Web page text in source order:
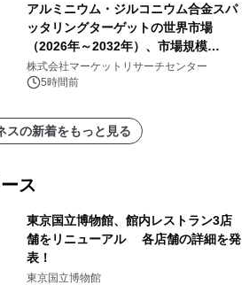
アルミニウム・ジルコニウム合金スパ
ッタリングターゲットの世界市場
（2026年～2032年）、市場規模
（0.995、0.999、その他）・分析レポ
ートを発表
株式会社マーケットリサーチセンター
5時間前
スの新着をもっと見る
ス
東京国立博物館、館内レストラン3店
舗をリニューアル 各店舗の詳細を発
表！
東京国立博物館